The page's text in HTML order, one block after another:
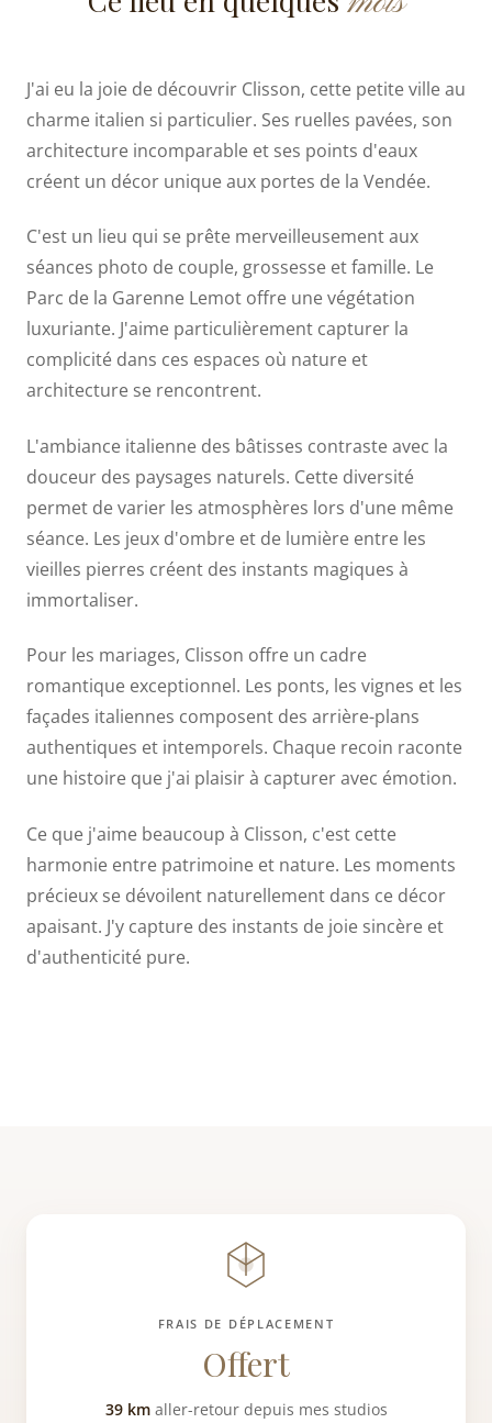
J'ai eu la joie de découvrir Clisson, cette petite ville au
charme italien si particulier. Ses ruelles pavées, son
architecture incomparable et ses points d'eaux
créent un décor unique aux portes de la Vendée.
C'est un lieu qui se prête merveilleusement aux
séances photo de couple, grossesse et famille. Le
Parc de la Garenne Lemot offre une végétation
luxuriante. J'aime particulièrement capturer la
complicité dans ces espaces où nature et
architecture se rencontrent.
L'ambiance italienne des bâtisses contraste avec la
douceur des paysages naturels. Cette diversité
permet de varier les atmosphères lors d'une même
séance. Les jeux d'ombre et de lumière entre les
vieilles pierres créent des instants magiques à
immortaliser.
Pour les mariages, Clisson offre un cadre
romantique exceptionnel. Les ponts, les vignes et les
façades italiennes composent des arrière-plans
authentiques et intemporels. Chaque recoin raconte
une histoire que j'ai plaisir à capturer avec émotion.
Ce que j'aime beaucoup à Clisson, c'est cette
harmonie entre patrimoine et nature. Les moments
précieux se dévoilent naturellement dans ce décor
apaisant. J'y capture des instants de joie sincère et
d'authenticité pure.
FRAIS DE DÉPLACEMENT
Offert
39 kmaller-retour depuis mes studios